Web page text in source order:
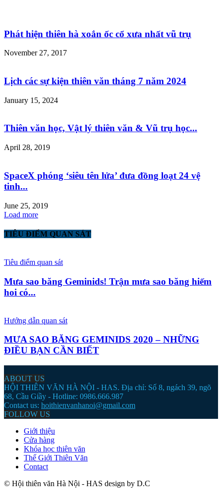
Phát hiện thiên hà xoắn ốc cổ xưa nhất vũ trụ
November 27, 2017
Lịch các sự kiện thiên văn tháng 7 năm 2024
January 15, 2024
Thiên văn học, Vật lý thiên văn & Vũ trụ học...
April 28, 2019
SpaceX phóng ‘siêu tên lửa’ đưa đồng loạt 24 vệ
tinh...
June 25, 2019
Load more
TIÊU ĐIỂM QUAN SÁT
Tiêu điểm quan sát
Mưa sao băng Geminids! Trận mưa sao băng hiếm
hoi có...
Hướng dẫn quan sát
MƯA SAO BĂNG GEMINIDS 2020 – NHỮNG
ĐIỀU BẠN CẦN BIẾT
ABOUT US
HỘI THIÊN VĂN HÀ NỘI - HAS. Địa chỉ: Số 8, ngách 39, ngõ
68, Cầu Giầy - Hotline: 0986.666.987
Contact us: hoithienvanhanoi@gmail.com
FOLLOW US
Giới thiệu
Cửa hàng
Khóa học thiên văn
Thế Giới Thiên Văn
Contact
© Hội thiên văn Hà Nội - HAS design by D.C